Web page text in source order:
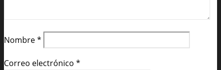
Nombre*
Correo electrónico *